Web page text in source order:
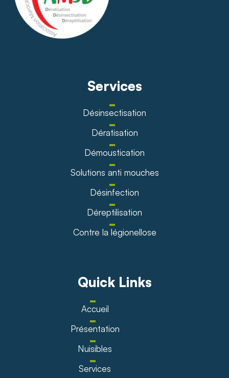
Services
Désinsectisation
Dératisation
Démoustication
Solutions anti mouches
Désinfection
Déreptilisation
Contre la légionellose
Quick Links
Accueil
Présentation
Nuisibles
Services